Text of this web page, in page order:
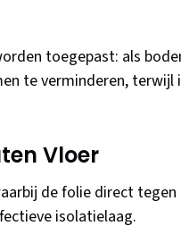
toegepast: als
te verminderen,
Vloer
de folie direct
isolatielaag.